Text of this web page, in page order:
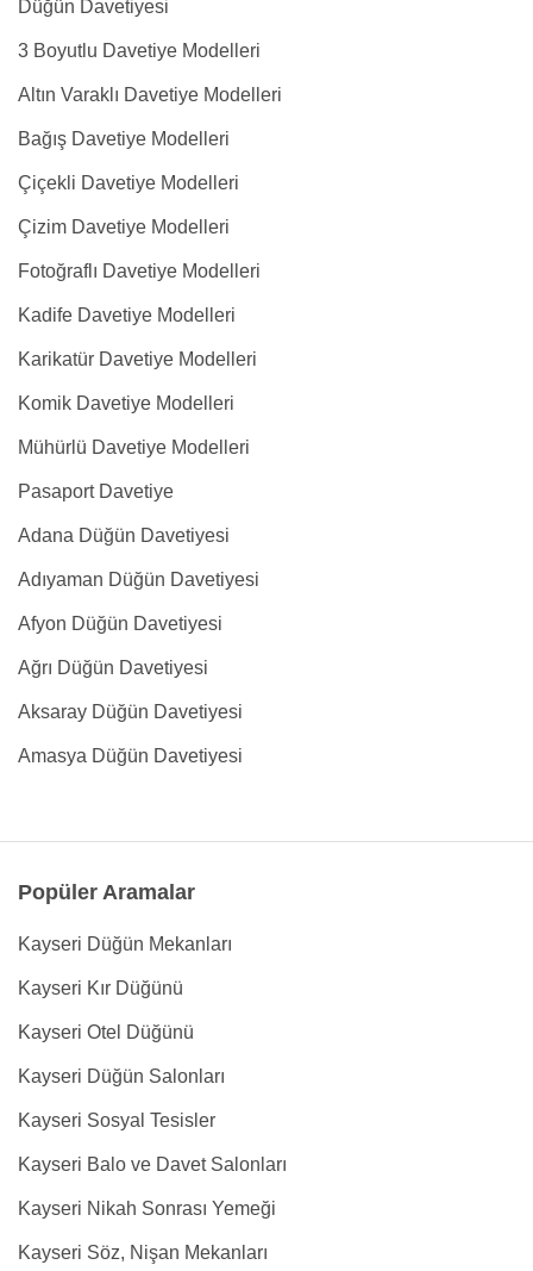
Düğün Davetiyesi
3 Boyutlu Davetiye Modelleri
Altın Varaklı Davetiye Modelleri
Bağış Davetiye Modelleri
Çiçekli Davetiye Modelleri
Çizim Davetiye Modelleri
Fotoğraflı Davetiye Modelleri
Kadife Davetiye Modelleri
Karikatür Davetiye Modelleri
Komik Davetiye Modelleri
Mühürlü Davetiye Modelleri
Pasaport Davetiye
Adana Düğün Davetiyesi
Adıyaman Düğün Davetiyesi
Afyon Düğün Davetiyesi
Ağrı Düğün Davetiyesi
Aksaray Düğün Davetiyesi
Amasya Düğün Davetiyesi
Popüler Aramalar
Kayseri Düğün Mekanları
Kayseri Kır Düğünü
Kayseri Otel Düğünü
Kayseri Düğün Salonları
Kayseri Sosyal Tesisler
Kayseri Balo ve Davet Salonları
Kayseri Nikah Sonrası Yemeği
Kayseri Söz, Nişan Mekanları